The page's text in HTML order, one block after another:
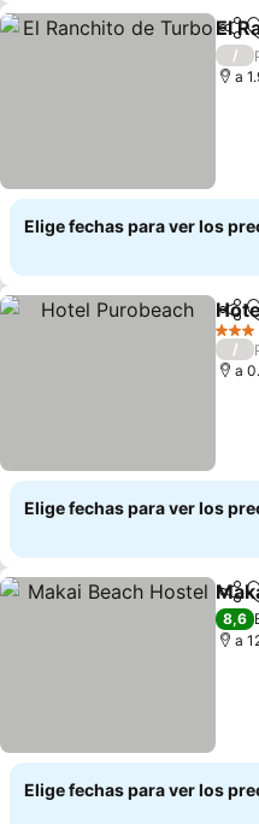
El
/
a
Elige fechas para ver los
3
/
a
Elige fechas para ver los
8,6
a
Elige fechas para ver los